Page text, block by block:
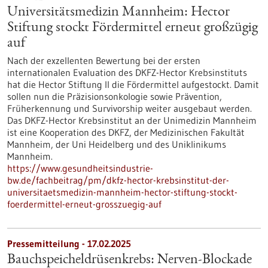
Universitätsmedizin Mannheim: Hector
Stiftung stockt Fördermittel erneut großzügig
auf
Nach der exzellenten Bewertung bei der ersten
internationalen Evaluation des DKFZ-Hector Krebsinstituts
hat die Hector Stiftung II die Fördermittel aufgestockt. Damit
sollen nun die Präzisionsonkologie sowie Prävention,
Früherkennung und Survivorship weiter ausgebaut werden.
Das DKFZ-Hector Krebsinstitut an der Unimedizin Mannheim
ist eine Kooperation des DKFZ, der Medizinischen Fakultät
Mannheim, der Uni Heidelberg und des Uniklinikums
Mannheim.
https://www.gesundheitsindustrie-
bw.de/fachbeitrag/pm/dkfz-hector-krebsinstitut-der-
universitaetsmedizin-mannheim-hector-stiftung-stockt-
foerdermittel-erneut-grosszuegig-auf
Pressemitteilung - 17.02.2025
Bauchspeicheldrüsenkrebs: Nerven-Blockade